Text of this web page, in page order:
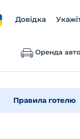
Довідка
Оренда авто
Правила готелю